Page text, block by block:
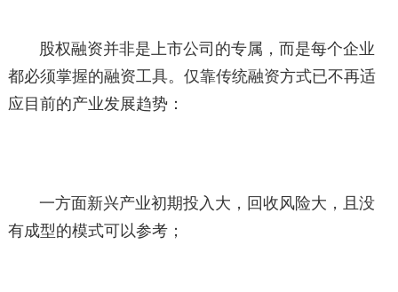
股权融资并非是上市公司的专属，而是每个企业
都必须掌握的融资工具。仅靠传统融资方式已不再适
应目前的产业发展趋势：
一方面新兴产业初期投入大，回收风险大，且没
有成型的模式可以参考；